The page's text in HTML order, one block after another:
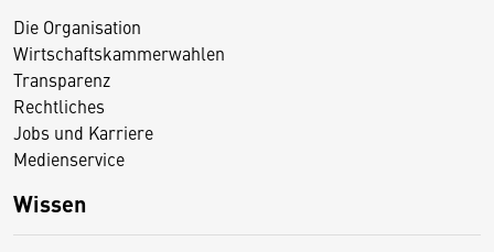
Die Organisation
Wirtschaftskammerwahlen
Transparenz
Rechtliches
Jobs und Karriere
Medienservice
Wissen